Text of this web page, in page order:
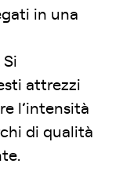
in una
attrezzi
l’intensità
di qualità